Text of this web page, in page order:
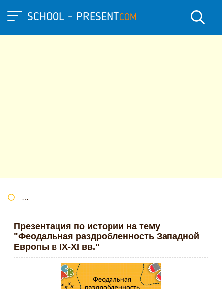
SCHOOL - PRESENTCOM
Презентация по истории на тему
"Феодальная раздробленность Западной
Европы в IX-XI вв."